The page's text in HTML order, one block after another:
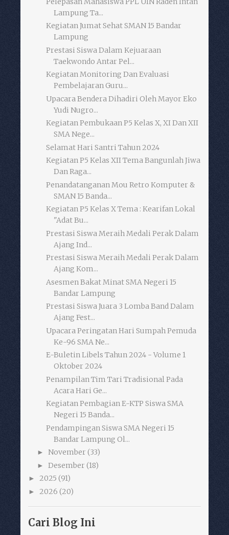
Lampung Ta...
Kegiatan Jumat Sehat SMAN 15 Bandar
Lampung
Prestasi Siswa Dalam Kejuaraan
Taekwondo Antar Pel...
Kegiatan Monitoring Dan Evaluasi
Pembelajaran Guru...
Upacara Bendera Dihadiri Oleh Mayor Eko
Yudi Nugro...
Kegiatan Pembukaan P5 Kelas X, XI Dan XII
SMA Nege...
Selamat Hari Santri Tahun 2024
Kegiatan P5 Kelas XII Tema Bangunlah Jiwa
Dan Raga...
Penandatanganan Mou Retro Komputer &
SMAN 15 Banda...
Kegiatan P5 Kelas X Tema : Kearifan Lokal
"Adat Bu...
Prestasi Siswa Meraih Medali Perak Dalam
Ajang Ind...
Prestasi Siswa Meraih Medali Perak Dalam
Ajang Kom...
Asesmen Bakat Minat SMA Negeri 15
Bandar Lampung
Prestasi Siswa Juara 3 Lomba Band Dalam
Ajang Fest...
Upacara Peringatan Hari Sumpah Pemuda
Ke-96 SMA Ne...
E-Buletin Libels Tahun 2024 - Volume 1
Oktober 2024
Penampilan Tim Tari Tradisional Pada
Acara Hari Ge...
Kegiatan Pembagian E-KTP Siswa SMA
Negeri 15 Banda...
Pendampingan Siswa SMA Negeri 15
Bandar Lampung Ol...
► November (33)
► Desember (18)
► 2025 (91)
► 2026 (20)
Cari Blog Ini